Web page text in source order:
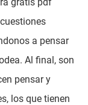
a pensar
Al final, son
pensar y
los que tienen